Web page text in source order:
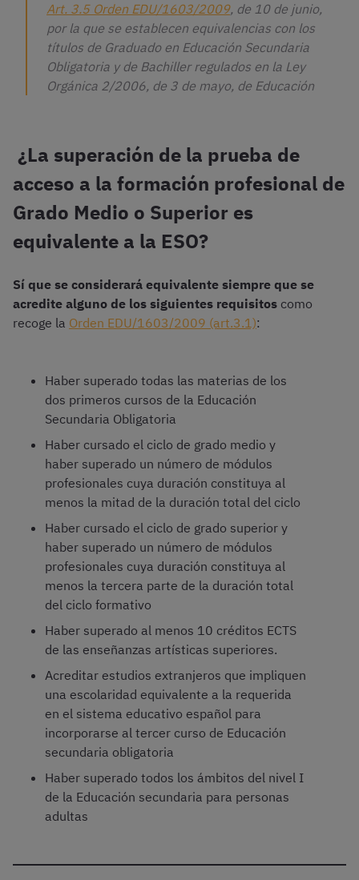
Art. 3.5 Orden EDU/1603/2009, de 10 de junio,
por la que se establecen equivalencias con los
títulos de Graduado en Educación Secundaria
Obligatoria y de Bachiller regulados en la Ley
Orgánica 2/2006, de 3 de mayo, de Educación
¿La superación de la prueba de
acceso a la formación profesional de
Grado Medio o Superior es
equivalente a la ESO?
Sí que se considerará equivalente siempre que se
acredite alguno de los siguientes requisitos como
recoge la Orden EDU/1603/2009 (art.3.1):
Haber superado todas las materias de los
dos primeros cursos de la Educación
Secundaria Obligatoria
Haber cursado el ciclo de grado medio y
haber superado un número de módulos
profesionales cuya duración constituya al
menos la mitad de la duración total del ciclo
Haber cursado el ciclo de grado superior y
haber superado un número de módulos
profesionales cuya duración constituya al
menos la tercera parte de la duración total
del ciclo formativo
Haber superado al menos 10 créditos ECTS
de las enseñanzas artísticas superiores.
Acreditar estudios extranjeros que impliquen
una escolaridad equivalente a la requerida
en el sistema educativo español para
incorporarse al tercer curso de Educación
secundaria obligatoria
Haber superado todos los ámbitos del nivel I
de la Educación secundaria para personas
adultas